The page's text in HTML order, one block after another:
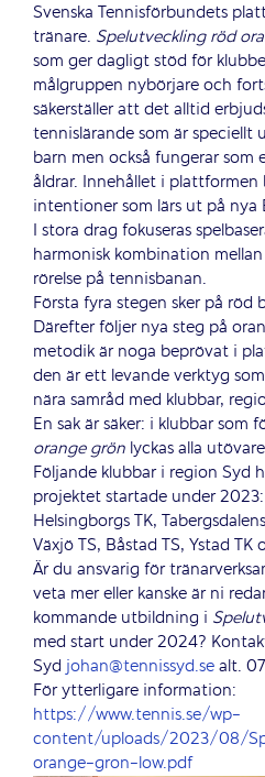
Svenska Tennisförbundets
tränare. Spelutvecklingröd
som ger dagligt stöd för
målgruppen nybörjare och
säkerställer att det alltid
tennislärande som är speciellt
barn men också fungerar som
åldrar. Innehållet i plattformen
intentioner som lärs ut på
I stora drag fokuseras
harmonisk kombination
rörelse på tennisbanan.
Första fyra stegen sker på röd
Därefter följer nya steg på
metodik är noga beprövat i
den är ett levande verktyg
nära samråd med klubbar,
En sak är säker: i klubbar som
orangegrön lyckas alla
Följande klubbar i region Syd
projektet startade under 2023:
Helsingborgs TK,
Växjö TS, Båstad TS, Ystad TK
Är du ansvarig för
veta mer eller kanske är ni
kommande utbildning i
med start under 2024?
Sydjohan@tennissyd.sealt.
För ytterligare information:
https://www.tennis.se/wp-
content/uploads/2023/08/
orange-gron-low.pdf